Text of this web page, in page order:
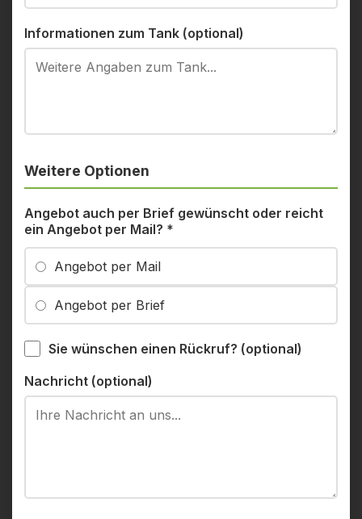
Informationen zum Tank (optional)
Weitere Optionen
Angebot auch per Brief gewünscht oder reicht
ein Angebot per Mail? *
Angebot per Mail
Angebot per Brief
Sie wünschen einen Rückruf? (optional)
Nachricht (optional)